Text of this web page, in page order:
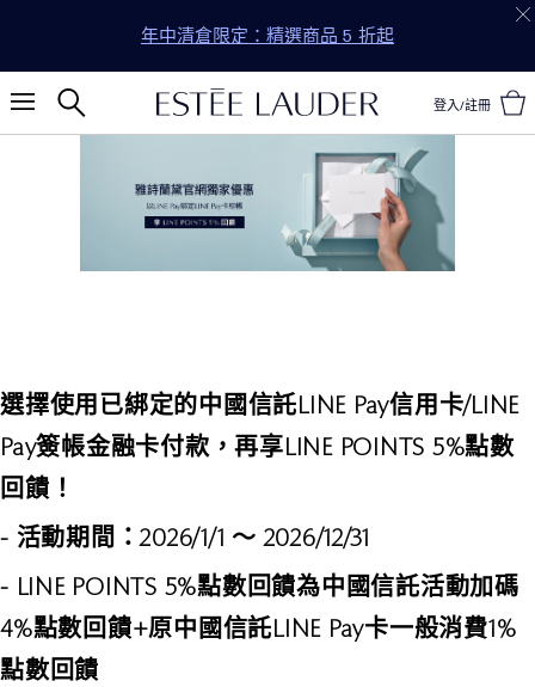
年中清倉限定：精選商品 5 折起
登入/註冊
選擇使用已綁定的中國信託LINE Pay信用卡/LINE
Pay簽帳金融卡付款，再享LINE POINTS 5%點數
回饋！
- 活動期間：2026/1/1 ～ 2026/12/31
- LINE POINTS 5%點數回饋為中國信託活動加碼
4%點數回饋+原中國信託LINE Pay卡一般消費1%
點數回饋